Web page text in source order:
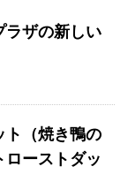
ラザの新しい
ト（焼き鴨の
ローストダッ